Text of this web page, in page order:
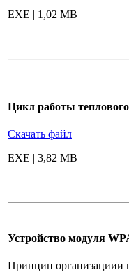
EXE | 1,02 MB
Цикл работы
Скачать файл
EXE | 3,82 MB
Устройство модуля
Принцип организациии